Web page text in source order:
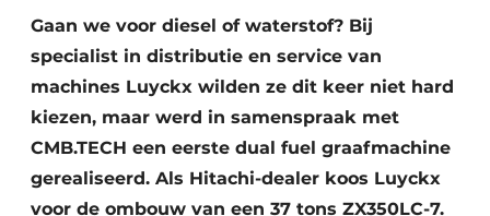
Gaan we voor diesel of waterstof? Bij
specialist in distributie en service van
machines Luyckx wilden ze dit keer niet hard
kiezen, maar werd in samenspraak met
CMB.TECH een eerste dual fuel graafmachine
gerealiseerd. Als Hitachi-dealer koos Luyckx
voor de ombouw van een 37 tons ZX350LC-7.